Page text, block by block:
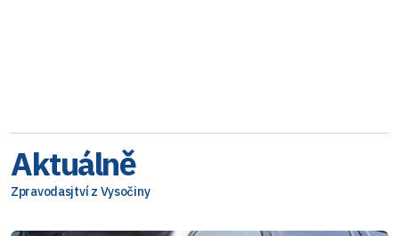
Aktuálně
Zpravodasjtví z Vysočiny